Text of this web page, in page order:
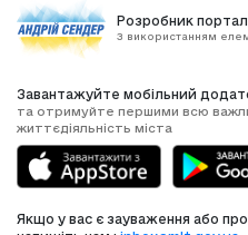
Розробник
З використанням
Завантажуйте мобільний
та отримуйте першими всю
життєдіяльність міста
Якщо у вас є зауваження або